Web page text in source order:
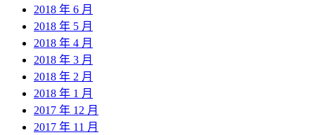
2018 年 6 月
2018 年 5 月
2018 年 4 月
2018 年 3 月
2018 年 2 月
2018 年 1 月
2017 年 12 月
2017 年 11 月